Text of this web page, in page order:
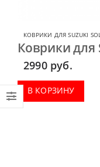
КОВРИКИ ДЛЯ SUZUKI
Коврики для
2990 руб.
В КОРЗИНУ